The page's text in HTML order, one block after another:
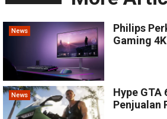
News
Philips
Gaming
News
Hype GTA
Penjualan